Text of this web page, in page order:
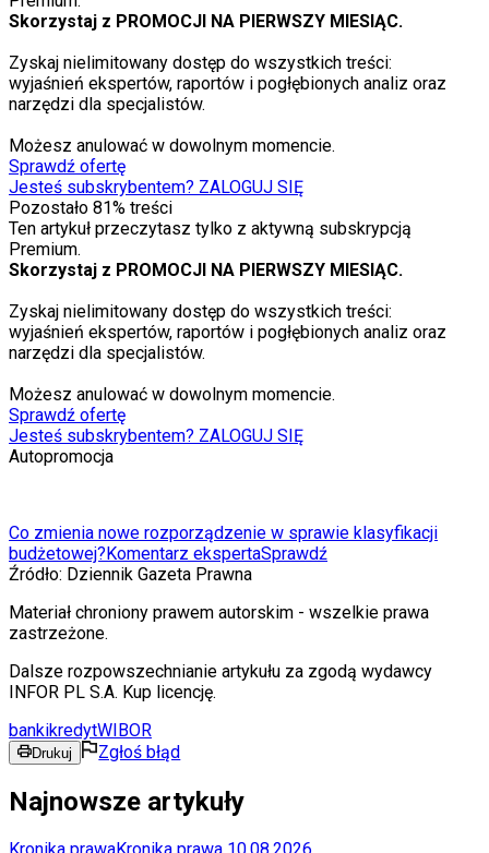
Skorzystaj z PROMOCJI NA PIERWSZY MIESIĄC.
Zyskaj nielimitowany dostęp do wszystkich treści:
wyjaśnień ekspertów, raportów i pogłębionych analiz oraz
narzędzi dla specjalistów.
Możesz anulować w dowolnym momencie.
Sprawdź ofertę
Jesteś subskrybentem? ZALOGUJ SIĘ
Pozostało 81% treści
Ten artykuł przeczytasz tylko z aktywną subskrypcją
Premium.
Skorzystaj z PROMOCJI NA PIERWSZY MIESIĄC.
Zyskaj nielimitowany dostęp do wszystkich treści:
wyjaśnień ekspertów, raportów i pogłębionych analiz oraz
narzędzi dla specjalistów.
Możesz anulować w dowolnym momencie.
Sprawdź ofertę
Jesteś subskrybentem? ZALOGUJ SIĘ
Autopromocja
Co zmienia nowe rozporządzenie w sprawie klasyfikacji
budżetowej?Komentarz ekspertaSprawdź
Źródło: Dziennik Gazeta Prawna
Materiał chroniony prawem autorskim - wszelkie prawa
zastrzeżone.
Dalsze rozpowszechnianie artykułu za zgodą wydawcy
INFOR PL S.A. Kup licencję.
bankikredytWIBOR
Drukuj Zgłoś błąd
Najnowsze artykuły